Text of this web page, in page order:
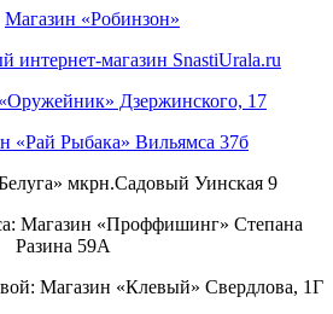
Магазин «Робинзон»
интернет-магазин SnastiUrala.ru
Дзержинского, 17
«Рай Рыбака» Вильямса 37б
мкрн.Садовый Уинская 9
Магазин «Проффишинг» Степана
Разина 59А
Магазин «Клевый» Свердлова, 1Г